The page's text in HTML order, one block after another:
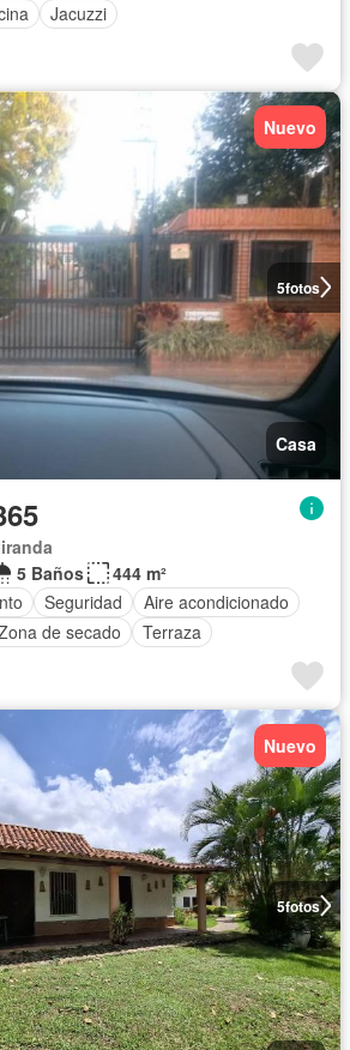
Jacuzzi
5fotos
Nuevo
Casa
5 Baños
444 m²
Seguridad
Aire acondicionado
de secado Terraza
5fotos
Nuevo